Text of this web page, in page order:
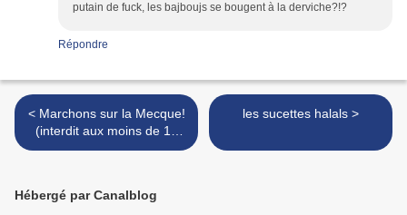
putain de fuck, les bajboujs se bougent à la derviche?!?
Répondre
< Marchons sur la Mecque!
(interdit aux moins de 18
ans)
les sucettes halals >
Hébergé par Canalblog